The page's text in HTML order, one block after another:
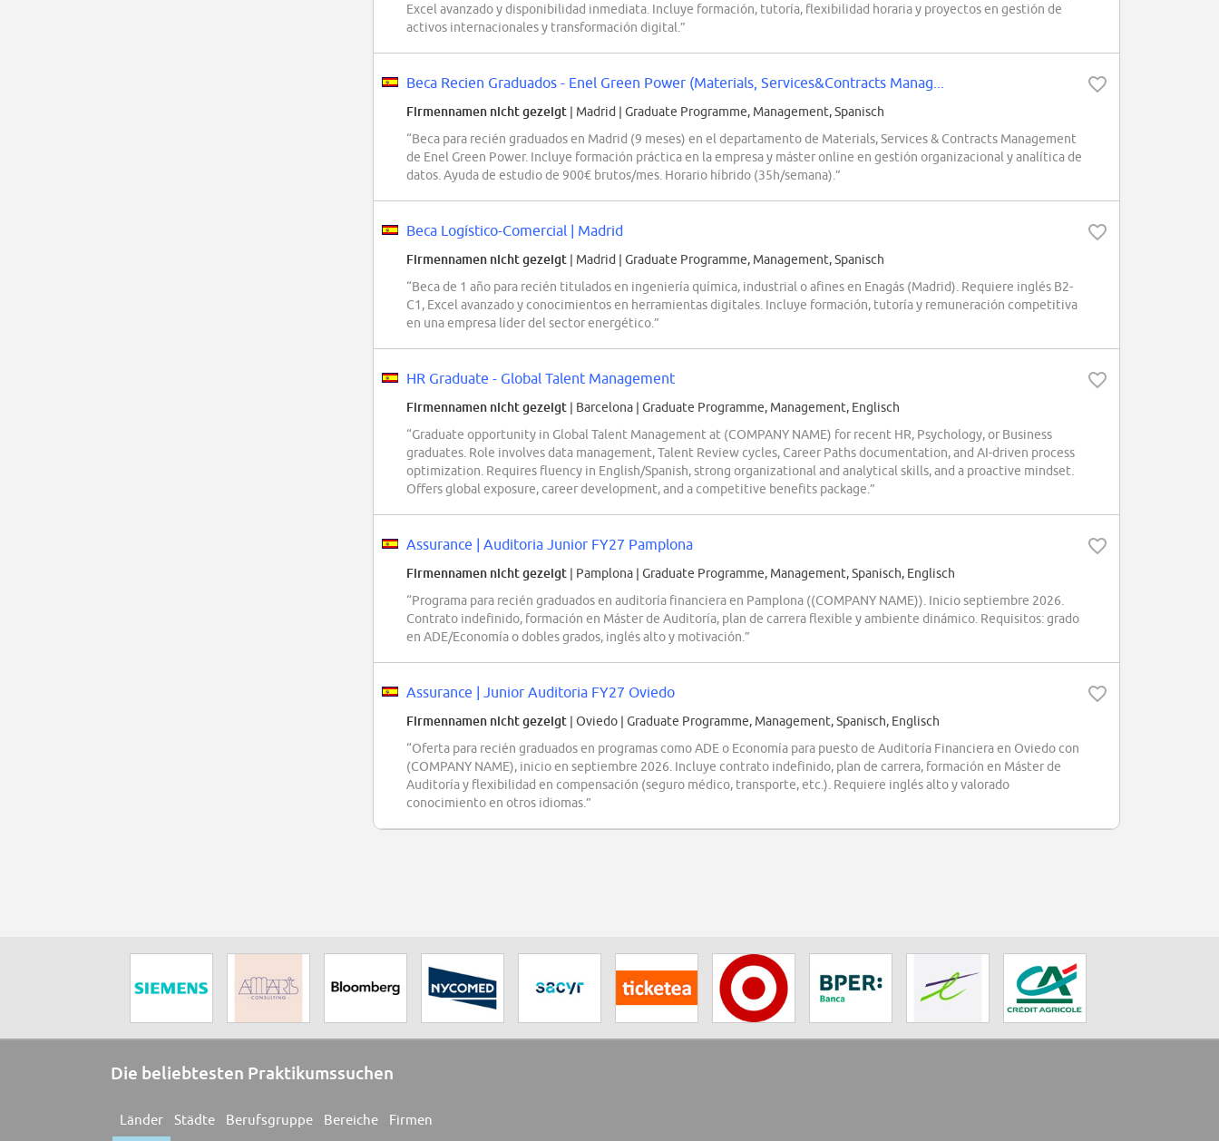
Excel avanzado y disponibilidad inmediata. Incluye formación, tutoría, flexibilidad horaria y proyectos en gestión de
activos internacionales y transformación digital.”
Beca Recien Graduados - Enel Green Power (Materials, Services&Contracts Manag...
Firmennamen nicht gezeigt | Madrid | Graduate Programme, Management, Spanisch
“Beca para recién graduados en Madrid (9 meses) en el departamento de Materials, Services & Contracts Management
de Enel Green Power. Incluye formación práctica en la empresa y máster online en gestión organizacional y analítica de
datos. Ayuda de estudio de 900€ brutos/mes. Horario híbrido (35h/semana).”
Beca Logístico-Comercial | Madrid
Firmennamen nicht gezeigt | Madrid | Graduate Programme, Management, Spanisch
“Beca de 1 año para recién titulados en ingeniería química, industrial o afines en Enagás (Madrid). Requiere inglés B2-
C1, Excel avanzado y conocimientos en herramientas digitales. Incluye formación, tutoría y remuneración competitiva
en una empresa líder del sector energético.”
HR Graduate - Global Talent Management
Firmennamen nicht gezeigt | Barcelona | Graduate Programme, Management, Englisch
“Graduate opportunity in Global Talent Management at (COMPANY NAME) for recent HR, Psychology, or Business
graduates. Role involves data management, Talent Review cycles, Career Paths documentation, and AI-driven process
optimization. Requires fluency in English/Spanish, strong organizational and analytical skills, and a proactive mindset.
Offers global exposure, career development, and a competitive benefits package.”
Assurance | Auditoria Junior FY27 Pamplona
Firmennamen nicht gezeigt | Pamplona | Graduate Programme, Management, Spanisch, Englisch
“Programa para recién graduados en auditoría financiera en Pamplona ((COMPANY NAME)). Inicio septiembre 2026.
Contrato indefinido, formación en Máster de Auditoría, plan de carrera flexible y ambiente dinámico. Requisitos: grado
en ADE/Economía o dobles grados, inglés alto y motivación.”
Assurance | Junior Auditoria FY27 Oviedo
Firmennamen nicht gezeigt | Oviedo | Graduate Programme, Management, Spanisch, Englisch
“Oferta para recién graduados en programas como ADE o Economía para puesto de Auditoría Financiera en Oviedo con
(COMPANY NAME), inicio en septiembre 2026. Incluye contrato indefinido, plan de carrera, formación en Máster de
Auditoría y flexibilidad en compensación (seguro médico, transporte, etc.). Requiere inglés alto y valorado
conocimiento en otros idiomas.”
Die beliebtesten Praktikumssuchen
Länder Städte Berufsgruppe Bereiche Firmen